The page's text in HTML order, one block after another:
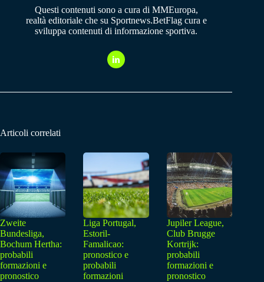
Questi contenuti sono a cura di MMEuropa,
realtà editoriale che su Sportnews.BetFlag cura e
sviluppa contenuti di informazione sportiva.
Articoli correlati
Zweite
Bundesliga,
Bochum Hertha:
probabili
formazioni e
pronostico
Liga Portugal,
Estoril-
Famalicao:
pronostico e
probabili
formazioni
Jupiler League,
Club Brugge
Kortrijk:
probabili
formazioni e
pronostico